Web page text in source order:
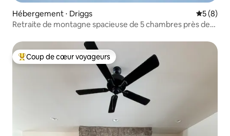
Hébergement ⋅ Driggs
5 (8)
Retraite de montagne spacieuse de 5 chambres près de
Coups de cœur voyageurs les plus appréciés
Coup de cœur voyageurs